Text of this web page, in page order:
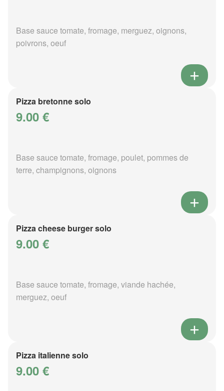
Base sauce tomate, fromage, merguez, oignons,
poivrons, oeuf
Pizza bretonne solo
9.00 €
Base sauce tomate, fromage, poulet, pommes de
terre, champignons, oignons
Pizza cheese burger solo
9.00 €
Base sauce tomate, fromage, viande hachée,
merguez, oeuf
Pizza italienne solo
9.00 €